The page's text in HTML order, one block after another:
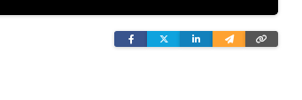
FacebookTwitterLinkedinWyślij
e-
link